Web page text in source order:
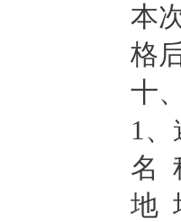
本
格
十
1、
名
地